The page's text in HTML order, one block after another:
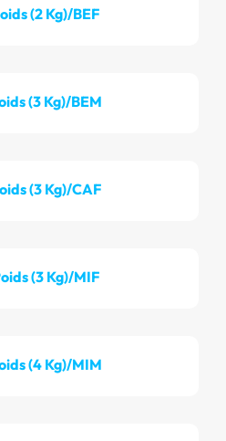
(2 Kg)/BEF
(3 Kg)/BEM
(3 Kg)/CAF
(3 Kg)/MIF
(4 Kg)/MIM